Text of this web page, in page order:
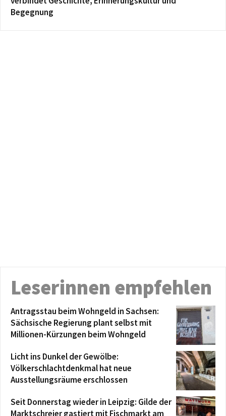
Begegnung
Leserinnen empfehlen
Antragsstau beim Wohngeld in Sachsen:
Sächsische Regierung plant selbst mit
Millionen-Kürzungen beim Wohngeld
Licht ins Dunkel der Gewölbe:
Völkerschlachtdenkmal hat neue
Ausstellungsräume erschlossen
Seit Donnerstag wieder in Leipzig: Gilde der
Marktschreier gastiert mit Fischmarkt am